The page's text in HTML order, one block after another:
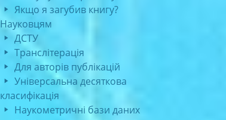
Якщо я загубив книгу?
Науковцям
ДСТУ
Транслітерація
Для авторів публікацій
Універсальна десяткова
класифікація
Наукометричні бази даних